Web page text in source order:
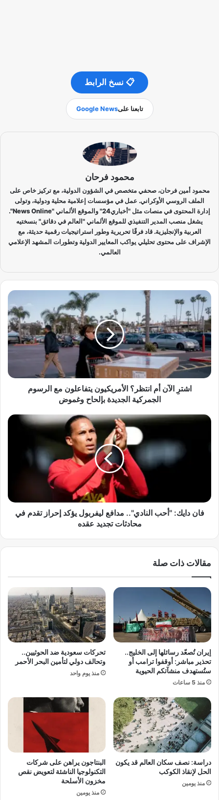
📋 نسخ الرابط
تابعنا علىGoogle News
محمود فرحان
محمود أمين فرحان، صحفي متخصص في الشؤون الدولية، مع تركيز خاص على
الملف الروسي الأوكراني. عمل في مؤسسات إعلامية محلية ودولية، وتولى
إدارة المحتوى في منصات مثل "أخباري24" والموقع الألماني "News Online".
يشغل منصب المدير التنفيذي للموقع الألماني "العالم في دقائق" بنسختيه
العربية والإنجليزية. قاد فرقًا تحريرية وطور استراتيجيات رقمية حديثة، مع
الإشراف على محتوى تحليلي يواكب المعايير الدولية وتطورات المشهد الإعلامي
العالمي.
ا
ش
ت
رِ
ا
ل
آ
ن
أ
ت
ر
ي
ا
ل
و
ن
ع
ا
ل
ر
س
و
م
ا
ل
ج
ر
ك
اشترِ الآن أم انتظر؟ الأمريكيون يتفاعلون مع الرسوم
الجمركية الجديدة بإلحاح وغموض
ف
"
ن
ي
.
م
ا
ف
ع
ل
ف
ر
ب
و
ل
ؤ
ك
فان دايك: "أحب النادي".. مدافع ليفربول يؤكد إحراز تقدم في
محادثات تجديد عقده
مقالات ذات صلة
إيران تُصعّد رسائلها إلى الخليج..
تحذير مباشر: أوقفوا ترامب أو
ستُستهدف منشآتكم الحيوية
منذ 5 ساعات
تحركات سعودية ضد الحوثيين..
وتحالف دولي لتأمين البحر الأحمر
منذ يوم واحد
دراسة: نصف سكان العالم قد يكون
الحل لإنقاذ الكوكب
منذ يومين
البنتاجون يراهن على شركات
التكنولوجيا الناشئة لتعويض نقص
مخزون الأسلحة
منذ يومين